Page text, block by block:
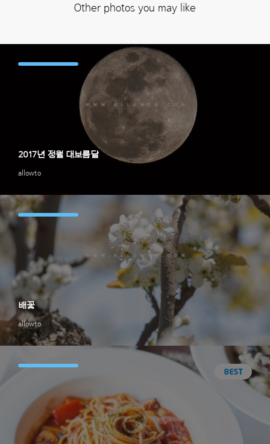
Other photos you may like
allowto
2017년 정월 대보름달
allowto
배꽃